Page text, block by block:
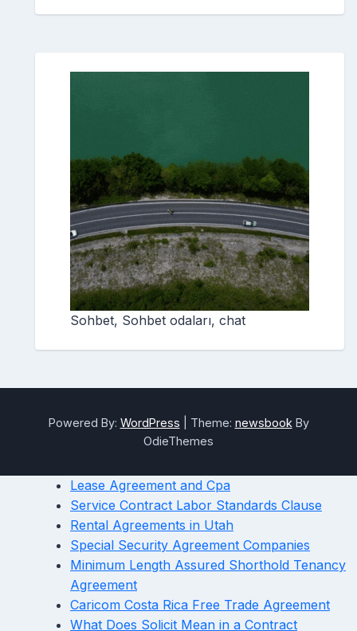
Sohbet, Sohbet odaları, chat
Powered By: WordPress Theme: newsbook By
OdieThemes
Lease Agreement and Cpa
Service Contract Labor Standards Clause
Rental Agreements in Utah
Special Security Agreement Companies
Minimum Length Assured Shorthold Tenancy
Agreement
Caricom Costa Rica Free Trade Agreement
What Does Solicit Mean in a Contract